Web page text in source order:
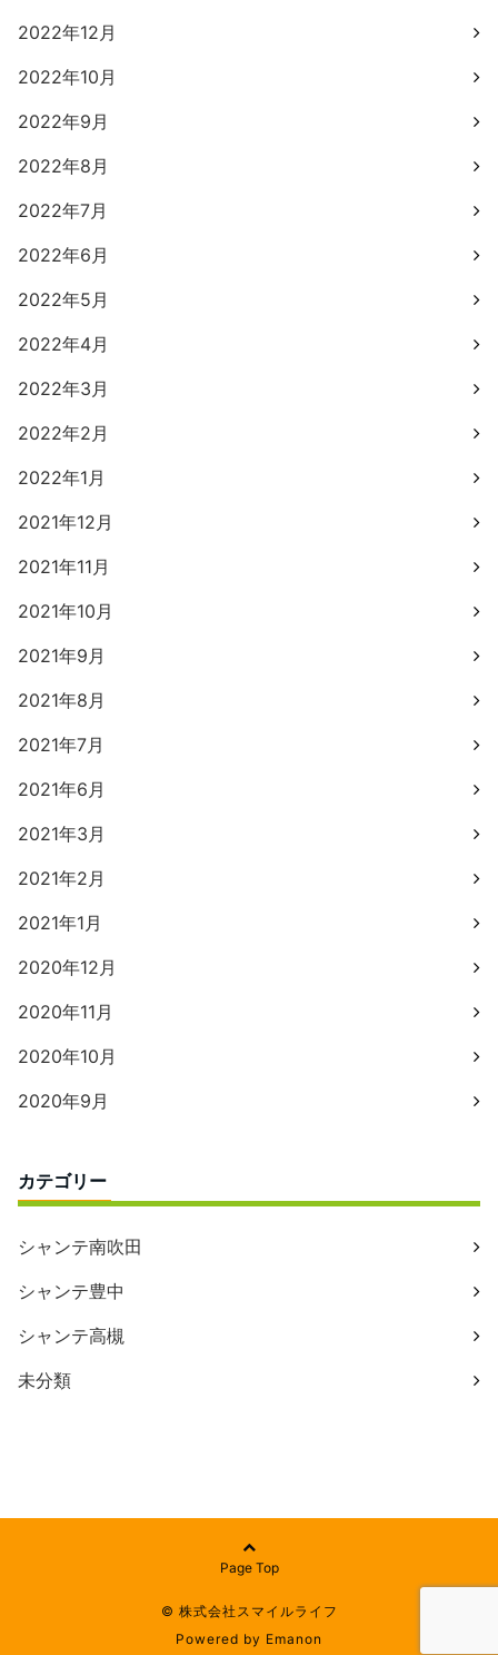
2022年12月
2022年10月
2022年9月
2022年8月
2022年7月
2022年6月
2022年5月
2022年4月
2022年3月
2022年2月
2022年1月
2021年12月
2021年11月
2021年10月
2021年9月
2021年8月
2021年7月
2021年6月
2021年3月
2021年2月
2021年1月
2020年12月
2020年11月
2020年10月
2020年9月
カテゴリー
シャンテ南吹田
シャンテ豊中
シャンテ高槻
未分類
Page Top
© 株式会社スマイルライフ
Powered by Emanon